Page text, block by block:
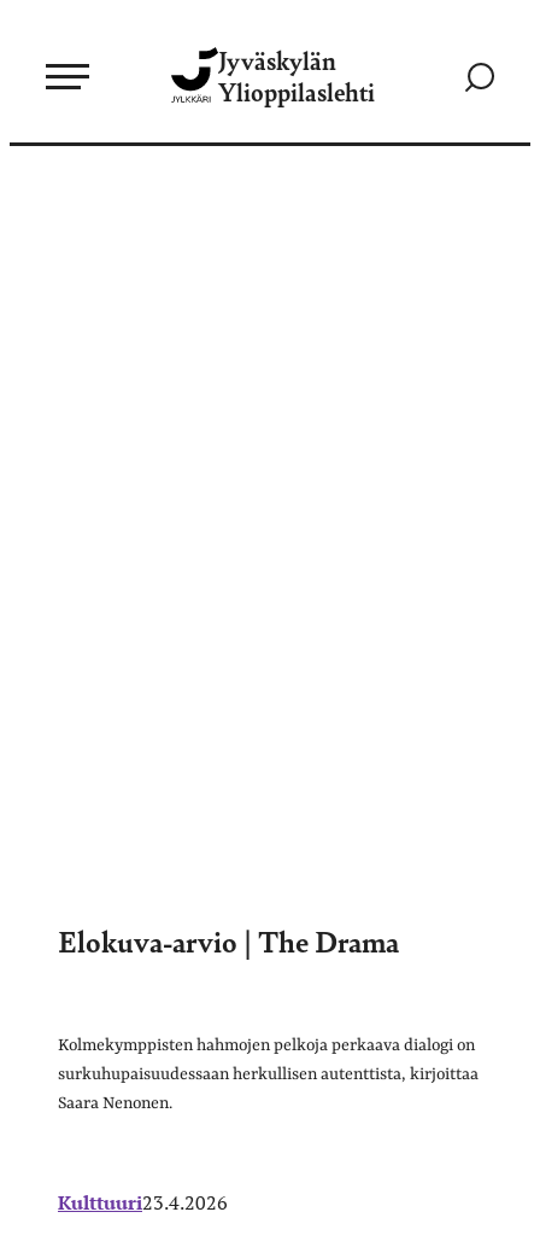
sisältöön
Jyväskylän
Ylioppilaslehti
Siirry
Elokuva-arvio | The Drama
Kolmekymppisten hahmojen pelkoja perkaava dialogi on
surkuhupaisuudessaan herkullisen autenttista, kirjoittaa
Saara Nenonen.
Kulttuuri23.4.2026